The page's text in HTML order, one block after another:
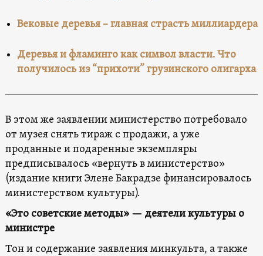
Вековые деревья – главная страсть миллиардера
Деревья и фламинго как символ власти. Что
получилось из “прихоти” грузинского олигарха
В этом же заявлении министерство потребовало
от музея снять тираж с продажи, а уже
проданные и подаренные экземпляры
предписывалось «вернуть в министерство»
(издание книги Элене Бакрадзе финансировалось
министерством культуры).
«Это советские методы» — деятели культуры о
министре
Тон и содержание заявления минкульта, а также